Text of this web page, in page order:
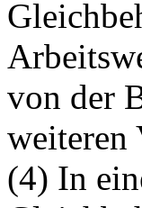
von der
weiteren
(4) In